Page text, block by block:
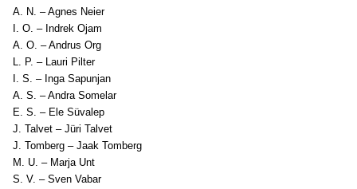
A. N. – Agnes Neier
I. O. – Indrek Ojam
A. O. – Andrus Org
L. P. – Lauri Pilter
I. S. – Inga Sapunjan
A. S. – Andra Somelar
E. S. – Ele Süvalep
J. Talvet – Jüri Talvet
J. Tomberg – Jaak Tomberg
M. U. – Marja Unt
S. V. – Sven Vabar